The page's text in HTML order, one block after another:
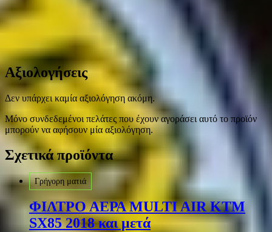
Αξιολογήσεις
Δεν υπάρχει καμία αξιολόγηση ακόμη.
Μόνο συνδεδεμένοι πελάτες που έχουν αγοράσει αυτό το προϊόν
μπορούν να αφήσουν μία αξιολόγηση.
Σχετικά προϊόντα
Γρήγορη ματιά
ΦΙΛΤΡΟ ΑΕΡΑ MULTI AIR KTM
SX85 2018 και μετά